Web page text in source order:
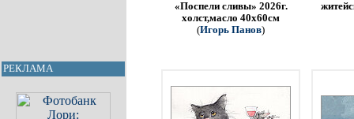
РЕКЛАМА
«Поспели сливы» 2026г.
холст,масло 40х60см
(Игорь Панов)